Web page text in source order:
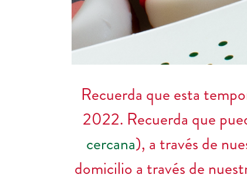
Recuerda que esta
2022. Recuerda que
cercana), a través de
domicilio a través de